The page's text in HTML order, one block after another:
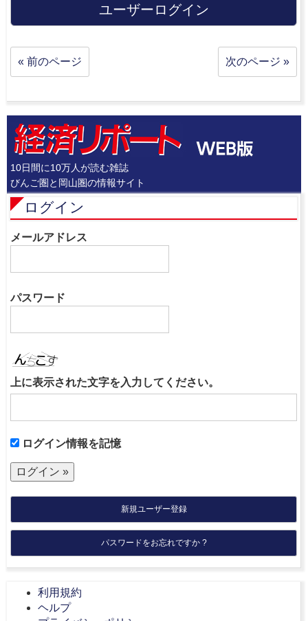
ユーザーログイン
« 前のページ 次のページ »
10日間に10万人が読む雑誌
びんご圏と岡山圏の情報サイト
ログイン
メールアドレス
パスワード
上に表示された文字を入力してください。
ログイン情報を記憶
新規ユーザー登録
パスワードをお忘れですか ?
利用規約
ヘルプ